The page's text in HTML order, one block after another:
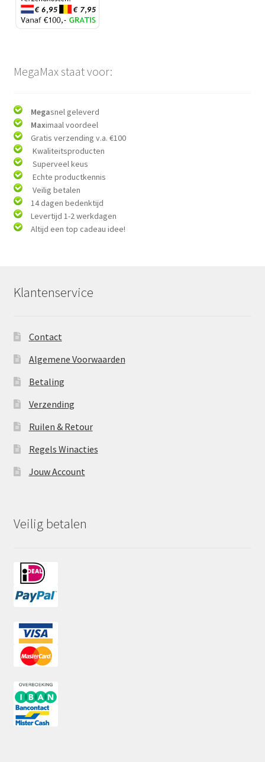
MegaMax staat voor:
Megasnel geleverd
Maximaal voordeel
Gratis verzending v.a. €100
Kwaliteitsproducten
Superveel keus
Echte productkennis
Veilig betalen
14 dagen bedenktijd
Levertijd 1-2 werkdagen
Altijd een top cadeau idee!
Klantenservice
Contact
Algemene Voorwaarden
Betaling
Verzending
Ruilen & Retour
Regels Winacties
Jouw Account
Veilig betalen